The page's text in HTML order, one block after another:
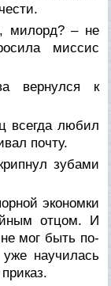
милорд? – не
миссис
вернулся к
всегда любил
почту.
зубами
экономки
отцом. И
мог быть по-
научилась